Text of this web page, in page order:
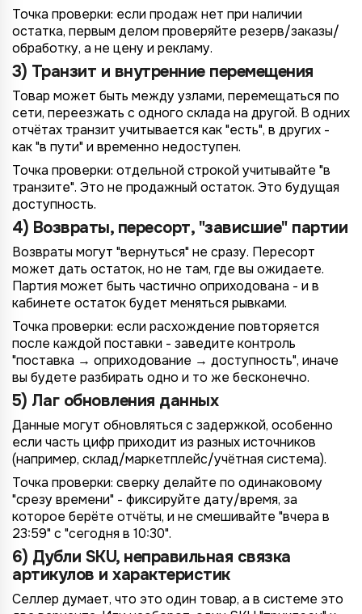
Точка проверки: если продаж нет при наличии
остатка, первым делом проверяйте резерв/заказы/
обработку, а не цену и рекламу.
3) Транзит и внутренние перемещения
Товар может быть между узлами, перемещаться по
сети, переезжать с одного склада на другой. В одних
отчётах транзит учитывается как "есть", в других -
как "в пути" и временно недоступен.
Точка проверки: отдельной строкой учитывайте "в
транзите". Это не продажный остаток. Это будущая
доступность.
4) Возвраты, пересорт, "зависшие" партии
Возвраты могут "вернуться" не сразу. Пересорт
может дать остаток, но не там, где вы ожидаете.
Партия может быть частично оприходована - и в
кабинете остаток будет меняться рывками.
Точка проверки: если расхождение повторяется
после каждой поставки - заведите контроль
"поставка → оприходование → доступность", иначе
вы будете разбирать одно и то же бесконечно.
5) Лаг обновления данных
Данные могут обновляться с задержкой, особенно
если часть цифр приходит из разных источников
(например, склад/маркетплейс/учётная система).
Точка проверки: сверку делайте по одинаковому
"срезу времени" - фиксируйте дату/время, за
которое берёте отчёты, и не смешивайте "вчера в
23:59" с "сегодня в 10:30".
6) Дубли SKU, неправильная связка
артикулов и характеристик
Селлер думает, что это один товар, а в системе это